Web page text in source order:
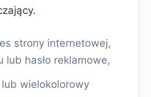
strony internetowej,
lub hasło reklamowe,
wielokolorowy